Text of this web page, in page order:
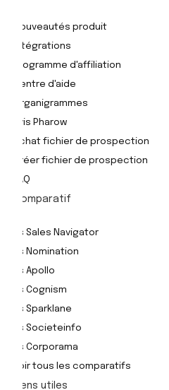
Nouveautés produit
Intégrations
Programme d'affiliation
Centre d'aide
Organigrammes
Avis Pharow
Achat fichier de prospection
Créer fichier de prospection
FAQ
Comparatif
Vs Sales Navigator
Vs Nomination
Vs Apollo
Vs Cognism
Vs Sparklane
Vs Societeinfo
Vs Corporama
Voir tous les comparatifs
Liens utiles